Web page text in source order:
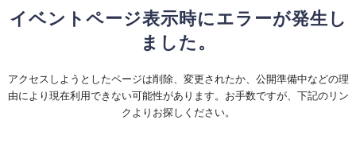
イベントページ表示時にエラーが発生し
ました。
アクセスしようとしたページは削除、変更されたか、公開準備中などの理
由により現在利用できない可能性があります。お手数ですが、下記のリン
クよりお探しください。